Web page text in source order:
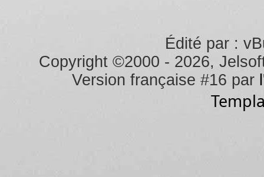
Édité par :
Copyright ©2000 - 2026,
Version française #16 par